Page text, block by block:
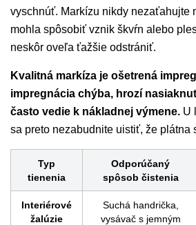
vyschnúť. Markízu nikdy nezaťahujte
mohla spôsobiť vznik škvŕn alebo
neskôr oveľa ťažšie odstrániť.
Kvalitná markíza je ošetrená
impregnácia chýba, hrozí
často vedie k nákladnej výmene. U
sa preto nezabudnite uistiť, že plátna
Typ
tienenia
Odporúčaný
spôsob čistenia
Interiérové
žalúzie
Suchá handrička,
vysávač s jemným